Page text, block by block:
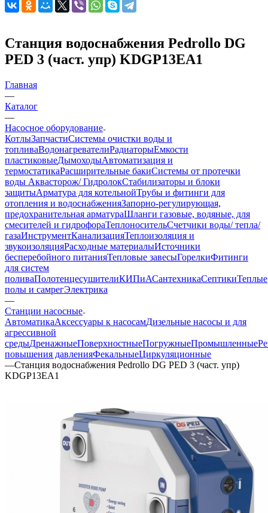
Станция водоснабжения Pedrollo DG
PED 3 (част. упр) KDGP13EA1
Главная
—
Каталог
—
Насосное оборудование
КотлыЗапчастиСистемы очистки воды и
топливаВодонагревателиРадиаторыЕмкости
пластиковыеДымоходыАвтоматизация и
термостатикаРасширительные бакиСистемы от протечки
воды Аквасторож/ ГидролокСтабилизаторы и блоки
защитыАрматура для котельнойТрубы и фитинги для
отопления и водоснабженияЗапорно-регулирующая,
предохранительная арматураШланги газовые, водяные, для
смесителей и гидрофораТеплоносительСчетчики воды/ тепла/
газаИнструментКанализацияТеплоизоляция и
звукоизоляцияРасходные материалыИсточники
бесперебойного питанияТепловые завесыГорелкиФитинги
для систем
поливаПолотенцесушителиКИПиАСантехникаСептикиТеплые
полы и самрегЭлектрика
—
Станции насосные
АвтоматикаАксессуары к насосамДизельные насосы и для
агрессивной
средыДренажныеПоверхностныеПогружныеПромышленные
повышения давленияФекальныеЦиркуляционные
—Станция водоснабжения Pedrollo DG PED 3 (част. упр)
KDGP13EA1